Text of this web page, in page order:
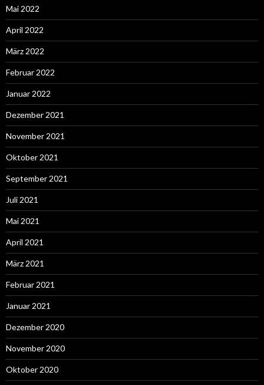
Mai 2022
April 2022
März 2022
Februar 2022
Januar 2022
Dezember 2021
November 2021
Oktober 2021
September 2021
Juli 2021
Mai 2021
April 2021
März 2021
Februar 2021
Januar 2021
Dezember 2020
November 2020
Oktober 2020